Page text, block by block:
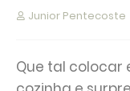
Junior Pentecoste
Que tal colocar